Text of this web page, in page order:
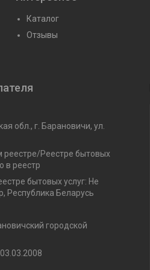
Каталог
Отзывы
обл., г. Барановичи, ул.
реестре/Реестре бытовых
в реестр
бытовых услуг: Не
Республика Беларусь
городской